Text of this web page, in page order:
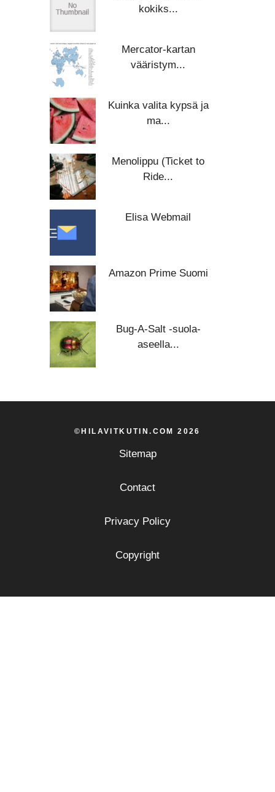
kokiks...
Mercator-kartan
vääristym...
Kuinka valita kypsä ja
ma...
Menolippu (Ticket to
Ride...
Elisa Webmail
Amazon Prime Suomi
Bug-A-Salt -suola-
aseella...
©HILAVITKUTIN.COM 2026
Sitemap
Contact
Privacy Policy
Copyright